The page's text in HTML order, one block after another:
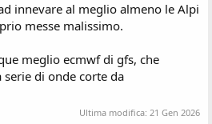
innevare al meglio almeno le Alpi
messe malissimo.
meglio ecmwf di gfs, che
di onde corte da
Ultima modifica: 21 Gen 2026